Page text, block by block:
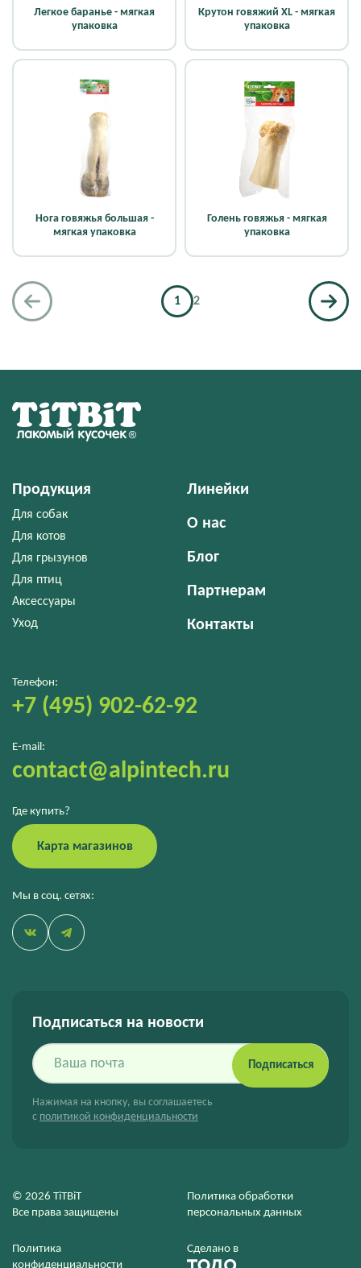
Легкое баранье - мягкая
упаковка
Крутон говяжий XL - мягкая
упаковка
Нога говяжья большая -
мягкая упаковка
Голень говяжья - мягкая
упаковка
1 2
Телефон:
+7 (495) 902-62-92
E-mail:
contact@alpintech.ru
Мы в соц. сетях:
Где купить?
Карта магазинов
Продукция
Для собак
Для котов
Для грызунов
Для птиц
Аксессуары
Уход
Линейки
О нас
Блог
Партнерам
Контакты
Подписаться на новости
Подписаться
Нажимая на кнопку, вы соглашаетесь
с политикой конфиденциальности
© 2026 TiTBiT
Все права защищены
Политика обработки
персональных данных
Политика
конфиденциальности
Сделано в